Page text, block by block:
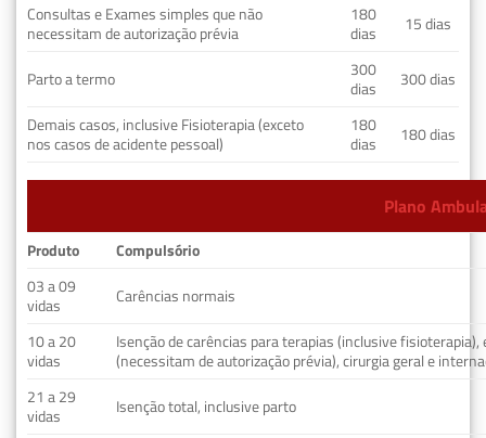
Consultas e Exames simples que não
necessitam de autorização prévia
180
dias
15 dias
Parto a termo
300
dias
300 dias
Demais casos, inclusive Fisioterapia (exceto
nos casos de acidente pessoal)
180
dias
180 dias
Plano
Produto
Compulsório
03 a 09
vidas
Carências normais
10 a 20
vidas
Isenção de carências para terapias (inclusive fisioterapia),
(necessitam de autorização prévia), cirurgia geral e
21 a 29
vidas
Isenção total, inclusive parto